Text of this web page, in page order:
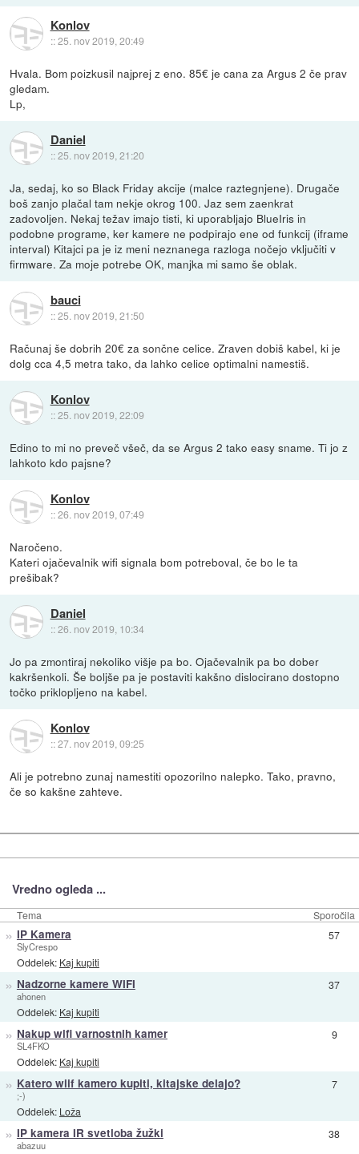
Konlov
::25. nov 2019, 20:49
Hvala. Bom poizkusil najprej z eno. 85€ je cana za Argus 2 če prav
gledam.
Lp,
Daniel
::25. nov 2019, 21:20
Ja, sedaj, ko so Black Friday akcije (malce raztegnjene). Drugače
boš zanjo plačal tam nekje okrog 100. Jaz sem zaenkrat
zadovoljen. Nekaj težav imajo tisti, ki uporabljajo BlueIris in
podobne programe, ker kamere ne podpirajo ene od funkcij (iframe
interval) Kitajci pa je iz meni neznanega razloga nočejo vključiti v
firmware. Za moje potrebe OK, manjka mi samo še oblak.
bauci
::25. nov 2019, 21:50
Računaj še dobrih 20€ za sončne celice. Zraven dobiš kabel, ki je
dolg cca 4,5 metra tako, da lahko celice optimalni namestiš.
Konlov
::25. nov 2019, 22:09
Edino to mi no preveč všeč, da se Argus 2 tako easy sname. Ti jo z
lahkoto kdo pajsne?
Konlov
::26. nov 2019, 07:49
Naročeno.
Kateri ojačevalnik wifi signala bom potreboval, če bo le ta
prešibak?
Daniel
::26. nov 2019, 10:34
Jo pa zmontiraj nekoliko višje pa bo. Ojačevalnik pa bo dober
kakršenkoli. Še boljše pa je postaviti kakšno dislocirano dostopno
točko priklopljeno na kabel.
Konlov
::27. nov 2019, 09:25
Ali je potrebno zunaj namestiti opozorilno nalepko. Tako, pravno,
če so kakšne zahteve.
Vredno ogleda ...
Tema Sporočila
» IP Kamera
SlyCrespo
Oddelek: Kaj kupiti
57
» Nadzorne kamere WIFI
ahonen
Oddelek: Kaj kupiti
37
» Nakup wifi varnostnih kamer
SL4FKO
Oddelek: Kaj kupiti
9
» Katero wiif kamero kupiti, kitajske delajo?
;-)
Oddelek: Loža
7
» IP kamera IR svetloba žužki
abazuu
38